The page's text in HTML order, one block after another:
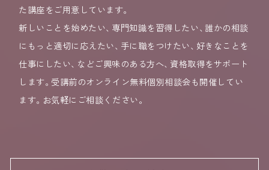
た講座をご用意しています。
新しいことを始めたい、 専門知識を習得したい、誰かの相談
にもっと適切に応えたい、 手に職をつけたい、 好きなことを
仕事にしたい、 などご興味のある方へ、 資格取得をサポート
します。 受講前のオンライン無料個別相談会も開催してい
ます。 お気軽にご相談ください。